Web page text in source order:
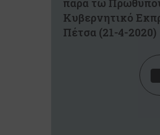
παρά τω
Κυβερνητικό
Πέτσα (21-4-2020)